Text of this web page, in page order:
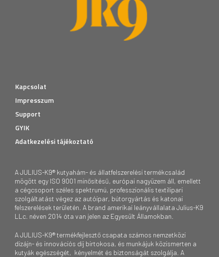
Kapcsolat
Impresszum
Support
GYIK
Adatkezelési tájékoztató
A JULIUS-K9® kutyahám- és állatfelszerelési termékcsalád
mögött egy ISO 9001 minősítésű, európai nagyüzem áll, emellett
a cégcsoport széles spektrumú, professzionális textilipari
szolgáltatást végez az autóipar, bútorgyártás és katonai
felszerelések területén. A brand amerikai leányvállalata Julius-K9
LLc. néven 2014 óta van jelen az Egyesült Államokban.
A JULIUS-K9® termékfejlesztő csapata számos nemzetközi
dizájn- és innovációs díj birtokosa, és munkájuk közismerten a
kutyák egészségét, kényelmét és biztonságát szolgálja. A